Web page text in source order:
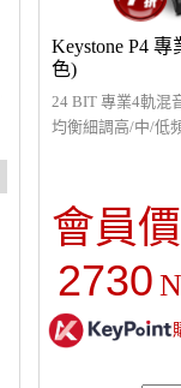
Keystone P4
色)
24 BIT 專業4軌混
均衡細調高/中/低
作室使用。(連接
連接線)
會員
2730